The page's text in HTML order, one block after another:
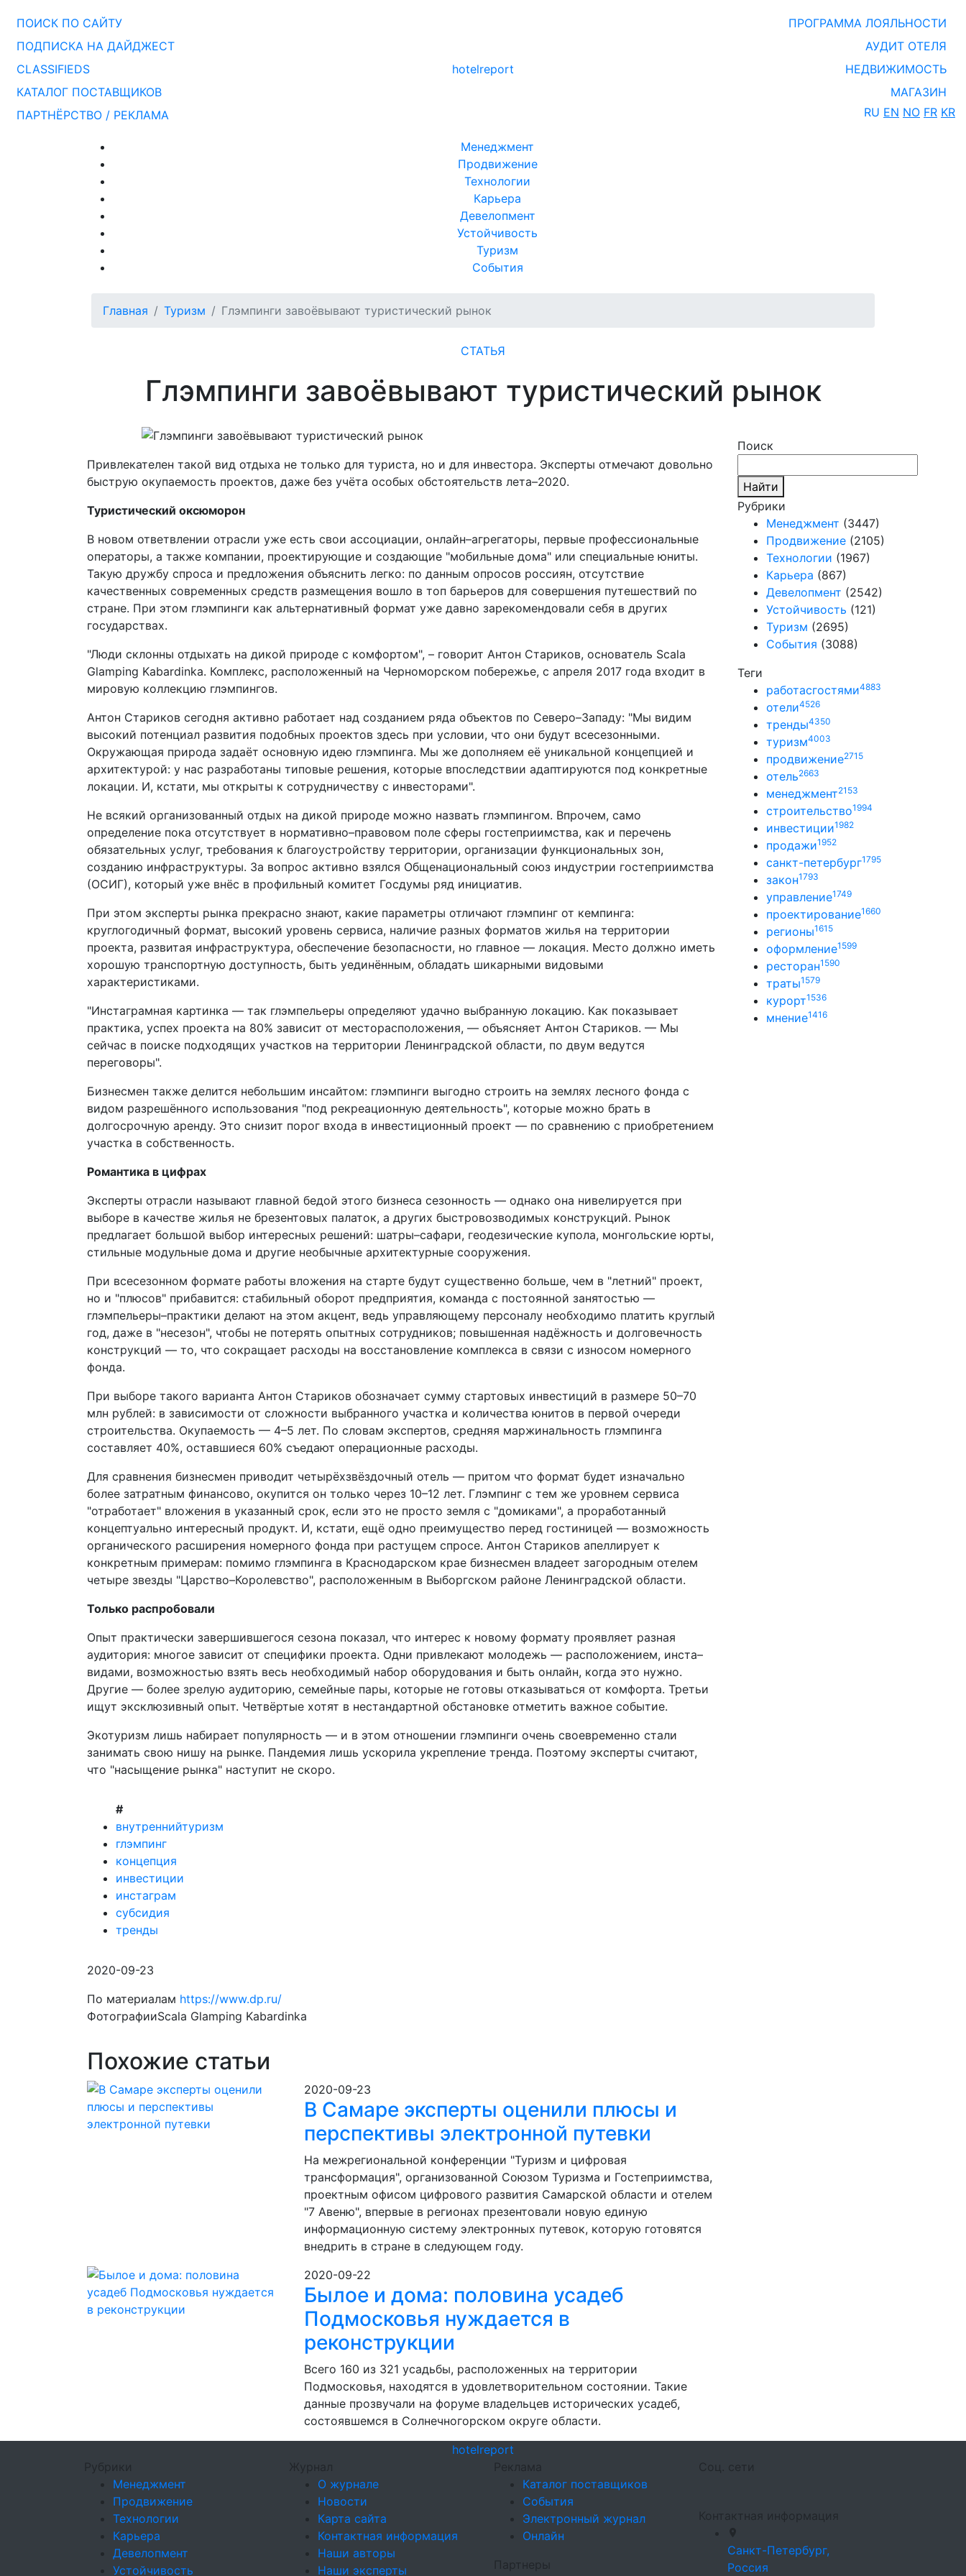
hotelreport
ПОИСК ПО САЙТУ
ПОДПИСКА НА ДАЙДЖЕСТ
CLASSIFIEDS
КАТАЛОГ ПОСТАВЩИКОВ
ПАРТНЁРСТВО / РЕКЛАМА
ПРОГРАММА ЛОЯЛЬНОСТИ
АУДИТ ОТЕЛЯ
НЕДВИЖИМОСТЬ
МАГАЗИН
RU EN NO FR KR
Менеджмент
Продвижение
Технологии
Карьера
Девелопмент
Устойчивость
Туризм
События
Главная Туризм Глэмпинги завоёвывают туристический рынок
СТАТЬЯ
Глэмпинги завоёвывают туристический рынок
Привлекателен такой вид отдыха не только для туриста, но и для инвестора. Эксперты отмечают довольно
быструю окупаемость проектов, даже без учёта особых обстоятельств лета–2020.
Туристический оксюморон
В новом ответвлении отрасли уже есть свои ассоциации, онлайн–агрегаторы, первые профессиональные
операторы, а также компании, проектирующие и создающие "мобильные дома" или специальные юниты.
Такую дружбу спроса и предложения объяснить легко: по данным опросов россиян, отсутствие
качественных современных средств размещения вошло в топ барьеров для совершения путешествий по
стране. При этом глэмпинги как альтернативный формат уже давно зарекомендовали себя в других
государствах.
"Люди склонны отдыхать на дикой природе с комфортом", – говорит Антон Стариков, основатель Scala
Glamping Kabardinka. Комплекс, расположенный на Черноморском побережье, с апреля 2017 года входит в
мировую коллекцию глэмпингов.
Антон Стариков сегодня активно работает над созданием ряда объектов по Северо–Западу: "Мы видим
высокий потенциал развития подобных проектов здесь при условии, что они будут всесезонными.
Окружающая природа задаёт основную идею глэмпинга. Мы же дополняем её уникальной концепцией и
архитектурой: у нас разработаны типовые решения, которые впоследствии адаптируются под конкретные
локации. И, кстати, мы открыты к сотрудничеству с инвесторами".
Не всякий организованный отдых на дикой природе можно назвать глэмпингом. Впрочем, само
определение пока отсутствует в нормативно–правовом поле сферы гостеприимства, как и перечень
обязательных услуг, требования к благоустройству территории, организации функциональных зон,
созданию инфраструктуры. За вопрос активно взялся Общенациональный союз индустрии гостеприимства
(ОСИГ), который уже внёс в профильный комитет Госдумы ряд инициатив.
При этом эксперты рынка прекрасно знают, какие параметры отличают глэмпинг от кемпинга:
круглогодичный формат, высокий уровень сервиса, наличие разных форматов жилья на территории
проекта, развитая инфраструктура, обеспечение безопасности, но главное — локация. Место должно иметь
хорошую транспортную доступность, быть уединённым, обладать шикарными видовыми
характеристиками.
"Инстаграмная картинка — так глэмпельеры определяют удачно выбранную локацию. Как показывает
практика, успех проекта на 80% зависит от месторасположения, — объясняет Антон Стариков. — Мы
сейчас в поиске подходящих участков на территории Ленинградской области, по двум ведутся
переговоры".
Бизнесмен также делится небольшим инсайтом: глэмпинги выгодно строить на землях лесного фонда с
видом разрешённого использования "под рекреационную деятельность", которые можно брать в
долгосрочную аренду. Это снизит порог входа в инвестиционный проект — по сравнению с приобретением
участка в собственность.
Романтика в цифрах
Эксперты отрасли называют главной бедой этого бизнеса сезонность — однако она нивелируется при
выборе в качестве жилья не брезентовых палаток, а других быстровозводимых конструкций. Рынок
предлагает большой выбор интересных решений: шатры–сафари, геодезические купола, монгольские юрты,
стильные модульные дома и другие необычные архитектурные сооружения.
При всесезонном формате работы вложения на старте будут существенно больше, чем в "летний" проект,
но и "плюсов" прибавится: стабильный оборот предприятия, команда с постоянной занятостью —
глэмпельеры–практики делают на этом акцент, ведь управляющему персоналу необходимо платить круглый
год, даже в "несезон", чтобы не потерять опытных сотрудников; повышенная надёжность и долговечность
конструкций — то, что сокращает расходы на восстановление комплекса в связи с износом номерного
фонда.
При выборе такого варианта Антон Стариков обозначает сумму стартовых инвестиций в размере 50–70
млн рублей: в зависимости от сложности выбранного участка и количества юнитов в первой очереди
строительства. Окупаемость — 4–5 лет. По словам экспертов, средняя маржинальность глэмпинга
составляет 40%, оставшиеся 60% съедают операционные расходы.
Для сравнения бизнесмен приводит четырёхзвёздочный отель — притом что формат будет изначально
более затратным финансово, окупится он только через 10–12 лет. Глэмпинг с тем же уровнем сервиса
"отработает" вложения в указанный срок, если это не просто земля с "домиками", а проработанный
концептуально интересный продукт. И, кстати, ещё одно преимущество перед гостиницей — возможность
органического расширения номерного фонда при растущем спросе. Антон Стариков апеллирует к
конкретным примерам: помимо глэмпинга в Краснодарском крае бизнесмен владеет загородным отелем
четыре звезды "Царство–Королевство", расположенным в Выборгском районе Ленинградской области.
Только распробовали
Опыт практически завершившегося сезона показал, что интерес к новому формату проявляет разная
аудитория: многое зависит от специфики проекта. Одни привлекают молодежь — расположением, инста–
видами, возможностью взять весь необходимый набор оборудования и быть онлайн, когда это нужно.
Другие — более зрелую аудиторию, семейные пары, которые не готовы отказываться от комфорта. Третьи
ищут эксклюзивный опыт. Четвёртые хотят в нестандартной обстановке отметить важное событие.
Экотуризм лишь набирает популярность — и в этом отношении глэмпинги очень своевременно стали
занимать свою нишу на рынке. Пандемия лишь ускорила укрепление тренда. Поэтому эксперты считают,
что "насыщение рынка" наступит не скоро.
#
внутреннийтуризм
глэмпинг
концепция
инвестиции
инстаграм
субсидия
тренды
2020-09-23
По материалам https://www.dp.ru/
ФотографииScala Glamping Kabardinka
Похожие статьи
2020-09-23
В Самаре эксперты оценили плюсы и
перспективы электронной путевки
На межрегиональной конференции "Туризм и цифровая
трансформация", организованной Союзом Туризма и Гостеприимства,
проектным офисом цифрового развития Самарской области и отелем
"7 Авеню", впервые в регионах презентовали новую единую
информационную систему электронных путевок, которую готовятся
внедрить в стране в следующем году.
2020-09-22
Былое и дома: половина усадеб
Подмосковья нуждается в
реконструкции
Всего 160 из 321 усадьбы, расположенных на территории
Подмосковья, находятся в удовлетворительном состоянии. Такие
данные прозвучали на форуме владельцев исторических усадеб,
состоявшемся в Солнечногорском округе области.
Поиск
Найти
Рубрики
Менеджмент (3447)
Продвижение (2105)
Технологии (1967)
Карьера (867)
Девелопмент (2542)
Устойчивость (121)
Туризм (2695)
События (3088)
Теги
работасгостями4883
отели4526
тренды4350
туризм4003
продвижение2715
отель2663
менеджмент2153
строительство1994
инвестиции1982
продажи1952
санкт-петербург1795
закон1793
управление1749
проектирование1660
регионы1615
оформление1599
ресторан1590
траты1579
курорт1536
мнение1416
hotelreport
Рубрики
Менеджмент
Продвижение
Технологии
Карьера
Девелопмент
Устойчивость
Журнал
О журнале
Новости
Карта сайта
Контактная информация
Наши авторы
Наши эксперты
Реклама
Каталог поставщиков
События
Электронный журнал
Онлайн
Партнеры
Соц. сети
Контактная информация
Санкт-Петербург,
Россия